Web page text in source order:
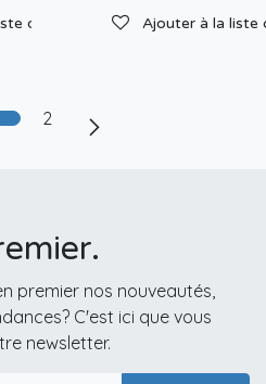
de souhaits Ajouter à la liste
2
premier nos nouveautés,
C'est ici que vous
newsletter.